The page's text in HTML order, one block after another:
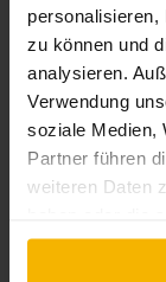
personalisieren,
zu können und
analysieren.
Verwendung
soziale Medien,
Partner führen
weiteren Daten
gesammelt
T4 FWD Twin
2021
119
Åkersberga
Mit
Demnächst